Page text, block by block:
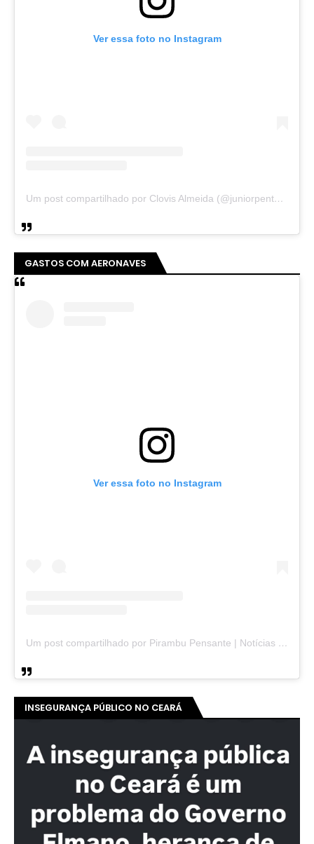
Ver essa foto no Instagram
Um post compartilhado por Clovis Almeida (@juniorpentecoste01)
GASTOS COM AERONAVES
Ver essa foto no Instagram
Um post compartilhado por Pirambu Pensante | Notícias & Entretenimento (@pirambupensante)
INSEGURANÇA PÚBLICO NO CEARÁ